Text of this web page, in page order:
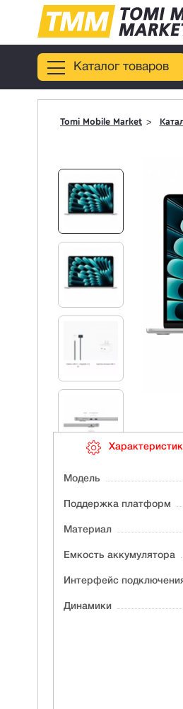
Каталог товаров
Tomi Mobile Market
Модель
Поддержка платформ
Материал
Ёмкость аккумулятора
Интерфейс
Динамики